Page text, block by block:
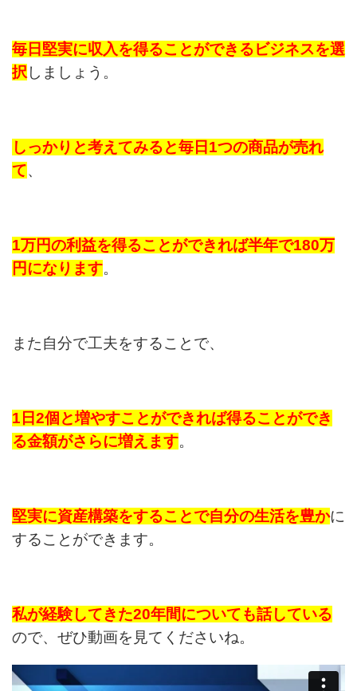
毎日堅実に収入を得ることができるビジネスを選
択 しましょう。
しっかりと考えてみると毎日1つの商品が売れ
て、
1万円の利益を得ることができれば半年で180万
円になります。
また自分で工夫をすることで、
1日2個と増やすことができれば得ることができ
る金額がさらに増えます。
堅実に資産構築をすることで自分の生活を豊かに
することができます。
私が経験してきた20年間についても話している
ので、ぜひ動画を見てくださいね。